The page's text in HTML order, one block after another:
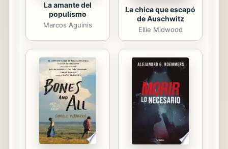
La amante del
populismo
Marcos Aguinis
La chica que escapó
de Auschwitz
Ellie Midwood